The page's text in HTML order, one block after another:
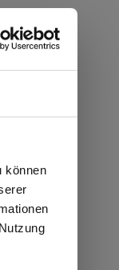
können